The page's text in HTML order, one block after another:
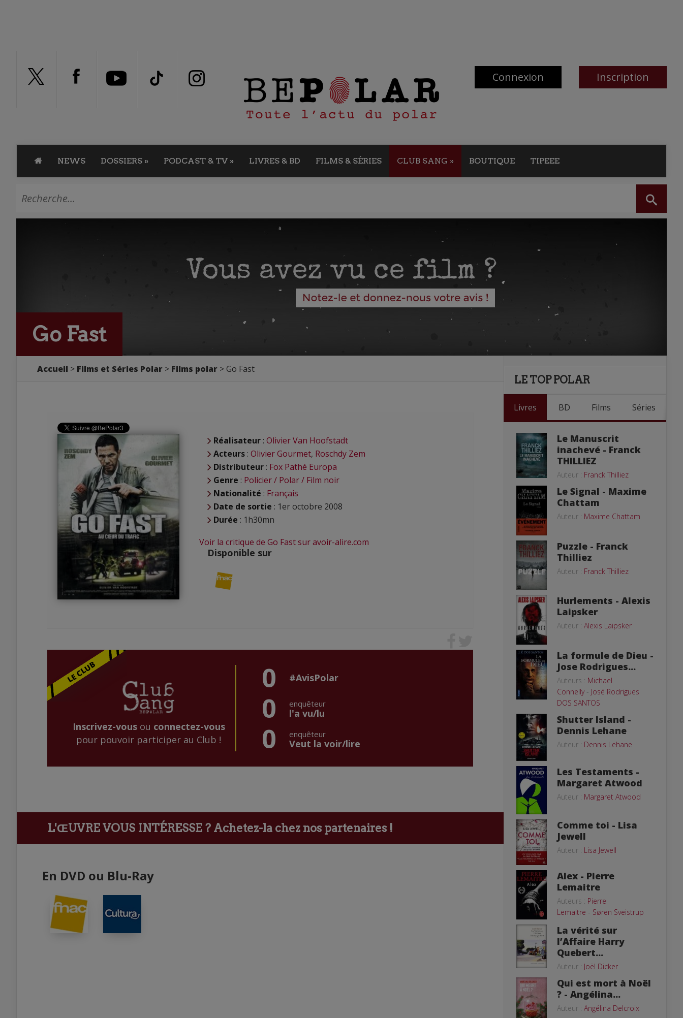
Connexion Inscription
NEWS DOSSIERS » PODCAST & TV » LIVRES & BD FILMS & SÉRIES CLUB SANG » BOUTIQUE TIPEEE
Go Fast
Accueil Films et Séries Polar Films polar Go Fast
Réalisateur : Olivier Van Hoofstadt
Acteurs : Olivier Gourmet, Roschdy Zem
Distributeur : Fox Pathé Europa
Genre : Policier / Polar / Film noir
Nationalité : Français
Date de sortie : 1er octobre 2008
Durée : 1h30mn
Voir la critique de Go Fast sur avoir-alire.com
Disponible sur
Inscrivez-vousou connectez-vous
pour pouvoir participer au Club !
0 #AvisPolar
0 enquêteur
l'a vu/lu
0 enquêteur
Veut la voir/lire
L'ŒUVRE VOUS INTÉRESSE ? Achetez-la chez nos partenaires !
En DVD ou Blu-Ray
LE TOP POLAR
Livres BD Films Séries
Le Manuscrit
inachevé - Franck
THILLIEZ
Auteur : Franck Thilliez
Le Signal - Maxime
Chattam
Auteur : Maxime Chattam
Puzzle - Franck
Thilliez
Auteur : Franck Thilliez
Hurlements - Alexis
Laipsker
Auteur : Alexis Laipsker
La formule de Dieu -
Jose Rodrigues...
Auteurs : Michael
Connelly- José Rodrigues
DOS SANTOS
Shutter Island -
Dennis Lehane
Auteur : Dennis Lehane
Les Testaments -
Margaret Atwood
Auteur : Margaret Atwood
Comme toi - Lisa
Jewell
Auteur : Lisa Jewell
Alex - Pierre
Lemaitre
Auteurs : Pierre
Lemaitre - Søren Sveistrup
La vérité sur
l’Affaire Harry
Quebert...
Auteur : Joël Dicker
Qui est mort à Noël
? - Angélina...
Auteur : Angélina Delcroix